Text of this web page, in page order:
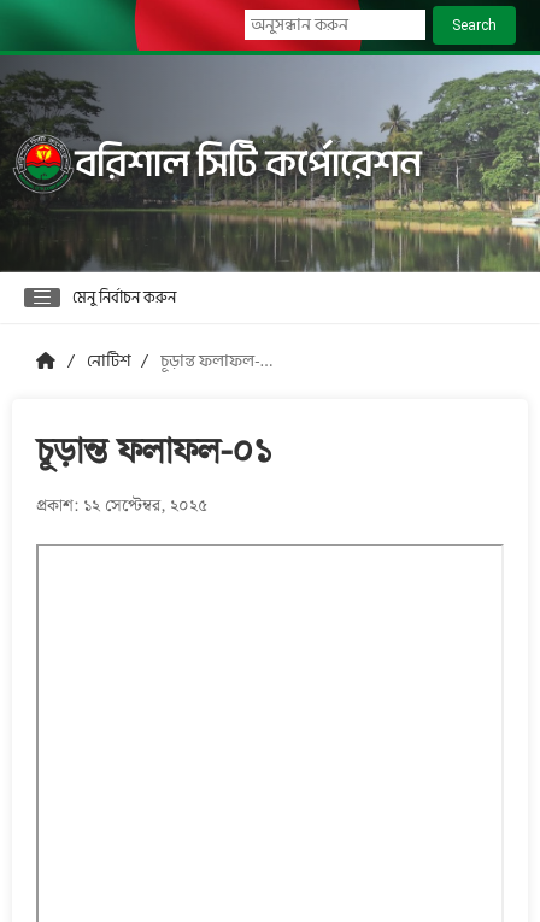
Search
বরিশাল সিটি কর্পোরেশন
মেনু নির্বাচন করুন
নোটিশ চূড়ান্ত ফলাফল-০১
চূড়ান্ত ফলাফল-০১
প্রকাশ: ১২ সেপ্টেম্বর, ২০২৫